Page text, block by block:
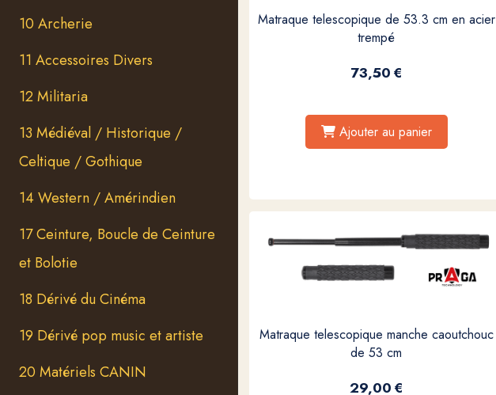
10 Archerie
11 Accessoires Divers
12 Militaria
13 Médiéval / Historique /
Celtique / Gothique
14 Western / Amérindien
17 Ceinture, Boucle de Ceinture
et Bolotie
18 Dérivé du Cinéma
19 Dérivé pop music et artiste
20 Matériels CANIN
Matraque telescopique de 53.3 cm en acier
trempé
73,50€
Ajouter au panier
Matraque telescopique manche caoutchouc
de 53 cm
29,00€